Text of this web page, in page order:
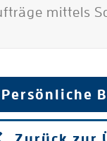
mittels
Persönliche